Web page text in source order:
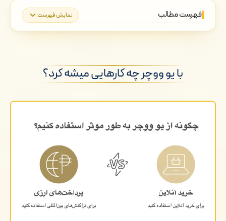
فهرست مطالب نمایش فهرست
با یو ووچر چه کارهایی میشه کرد؟
کاربردهای مهم
چطور درست استفاده کنیم؟
ریسک ها و احتیاط ها
با یو ووچر چه کارهایی میشه کرد؟